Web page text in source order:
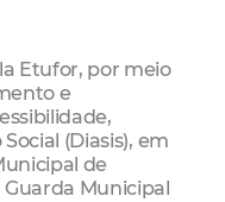
Etufor, por meio
e
(Diasis), em
de
Guarda Municipal